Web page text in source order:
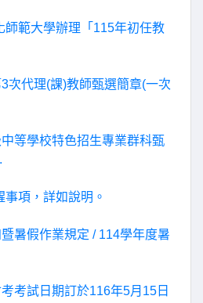
師範大學辦理「115年初任教
次代理(課)教師甄選簡章(一次
中等學校特色招生專業群科甄
項，詳如說明。
暑假作業規定 / 114學年度暑
考試日期訂於116年5月15日